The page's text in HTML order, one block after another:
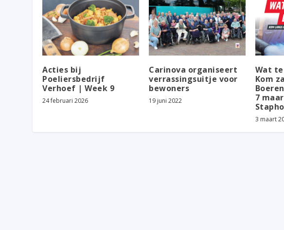
Acties bij
Poeliersbedrijf
Verhoef | Week 9
24 februari 2026
Carinova organiseert
verrassingsuitje voor
bewoners
19 juni 2022
Wat
Kom
7
3 maart